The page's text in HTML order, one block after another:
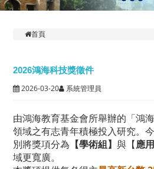
首頁
2026鴻海科技獎徵件
2026-03-20
系統管理員
由鴻海教育基金會所舉辦的「鴻
領域之有志青年積極投入研究。
別將獎項分為
【學術組】與【 應
域更寬廣。